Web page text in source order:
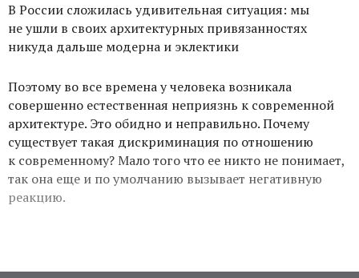
В России сложилась удивительная ситуация: мы
не ушли в своих архитектурных привязанностях
никуда дальше модерна и эклектики
Поэтому во все времена у человека возникала
совершенно естественная неприязнь к современной
архитектуре. Это обидно и неправильно. Почему
существует такая дискриминация по отношению
к современному? Мало того что ее никто не понимает,
так она еще и по умолчанию вызывает негативную
реакцию.